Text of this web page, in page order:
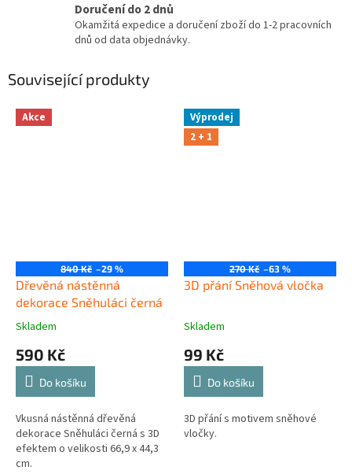
Doručení do 2 dnů
Okamžitá expedice a doručení zboží do 1-2 pracovních
dnů od data objednávky.
Související produkty
Akce
840 Kč –29 %
Dřevěná nástěnná
dekorace Sněhuláci černá
Skladem
590 Kč
Do košíku
Vkusná nástěnná dřevěná
dekorace Sněhuláci černá s 3D
efektem o velikosti 66,9 x 44,3
cm.
Výprodej
2 + 1
270 Kč –63 %
3D přání Sněhová vločka
Skladem
99 Kč
Do košíku
3D přání s motivem sněhové
vločky.